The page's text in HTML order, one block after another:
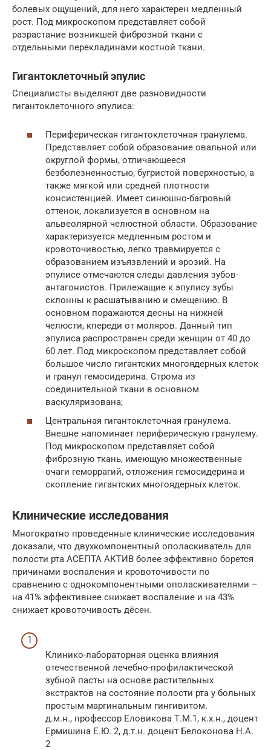
болевых ощущений, для него характерен медленный
рост. Под микроскопом представляет собой
разрастание возникшей фиброзной ткани с
отдельными перекладинами костной ткани.
Гигантоклеточный эпулис
Специалисты выделяют две разновидности
гигантоклеточного эпулиса:
Периферическая гигантоклеточная гранулема.
Представляет собой образование овальной или
округлой формы, отличающееся
безболезненностью, бугристой поверхностью, а
также мягкой или средней плотности
консистенцией. Имеет синюшно-багровый
оттенок, локализуется в основном на
альвеолярной челюстной области. Образование
характеризуется медленным ростом и
кровоточивостью, легко травмируется с
образованием изъязвлений и эрозий. На
эпулисе отмечаются следы давления зубов-
антагонистов. Прилежащие к эпулису зубы
склонны к расшатыванию и смещению. В
основном поражаются десны на нижней
челюсти, кпереди от моляров. Данный тип
эпулиса распространен среди женщин от 40 до
60 лет. Под микроскопом представляет собой
большое число гигантских многоядерных клеток
и гранул гемосидерина. Строма из
соединительной ткани в основном
васкуляризована;
Центральная гигантоклеточная гранулема.
Внешне напоминает периферическую гранулему.
Под микроскопом представляет собой
фиброзную ткань, имеющую множественные
очаги геморрагий, отложения гемосидерина и
скопление гигантских многоядерных клеток.
Клинические исследования
Многократно проведенные клинические исследования
доказали, что двухкомпонентный ополаскиватель для
полости рта АСЕПТА АКТИВ более эффективно борется
причинами воспаления и кровоточивости по
сравнению с однокомпонентными ополаскивателями –
на 41% эффективнее снижает воспаление и на 43%
снижает кровоточивость дёсен.
Клинико-лабораторная оценка влияния
отечественной лечебно-профилактической
зубной пасты на основе растительных
экстрактов на состояние полости рта у больных
простым маргинальным гингивитом.
д.м.н., профессор Еловикова Т.М.1, к.х.н., доцент
Ермишина Е.Ю. 2, д.т.н. доцент Белоконова Н.А.
2